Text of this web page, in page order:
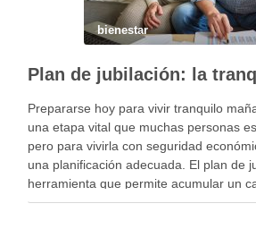
bienestar
Prepararse hoy para vivir tranquilo
una etapa vital que muchas personas
pero para vivirla con seguridad
una planificación adecuada. El plan de
herramienta que permite acumular un
vida laboral con el …